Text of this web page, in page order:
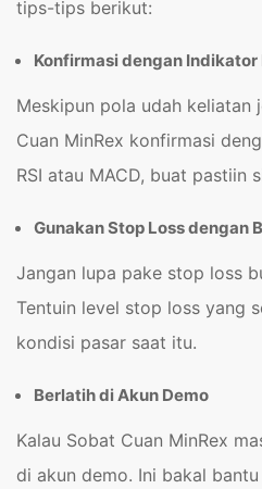
tips-tips berikut:
Konfirmasi dengan Indikator
Meskipun pola udah keliatan
Cuan MinRex konfirmasi
RSI atau MACD, buat pastiin
Gunakan Stop Loss dengan
Jangan lupa pake stop loss
Tentuin level stop loss yang
kondisi pasar saat itu.
Berlatih di Akun Demo
Kalau Sobat Cuan MinRex
di akun demo. Ini bakal